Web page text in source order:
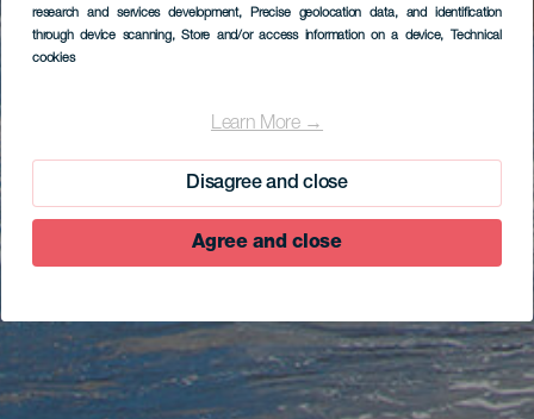
research and services development, Precise geolocation data, and identification
through device scanning, Store and/or access information on a device, Technical
cookies
Learn More →
Disagree and close
Agree and close